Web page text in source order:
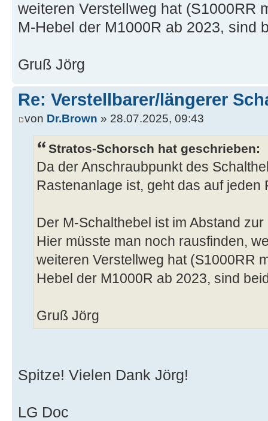
weiteren Verstellweg hat (S1000RR
M-Hebel der M1000R ab 2023, sind
Gruß Jörg
Re: Verstellbarer/längerer
von Dr.Brown » 28.07.2025, 09:43
Stratos-Schorsch hat geschrieben:
Da der Anschraubpunkt des
Rastenanlage ist, geht das auf jeden
Der M-Schalthebel ist im Abstand
Hier müsste man noch rausfinden,
weiteren Verstellweg hat (S1000RR
Hebel der M1000R ab 2023, sind
Gruß Jörg
Spitze! Vielen Dank Jörg!
LG Doc